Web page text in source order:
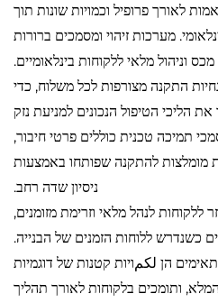
לאורך פרופיל וכמויות שונות תוך
מערכות זיהוי ומסמכים ברורות
וניהול מלאי ללקוחות בינלאומיים.
התקנה מצורפות לכל משלוח, כדי
הליכי הטיפול הנכונים למניעת נזק
תמיכה טכנית כוללים פרטי חיבור,
מומלצות להתקנה שפותחו באמצעות
ניסיון שדה רחב.
ללקוחות לנהל מלאי וזרימת מזומנים,
כשנדרש ללוחות הזמנים של הבנייה.
הן لكمויות קטנות של דוגמיות
ותומכים בלקוחות לאורך תהליך